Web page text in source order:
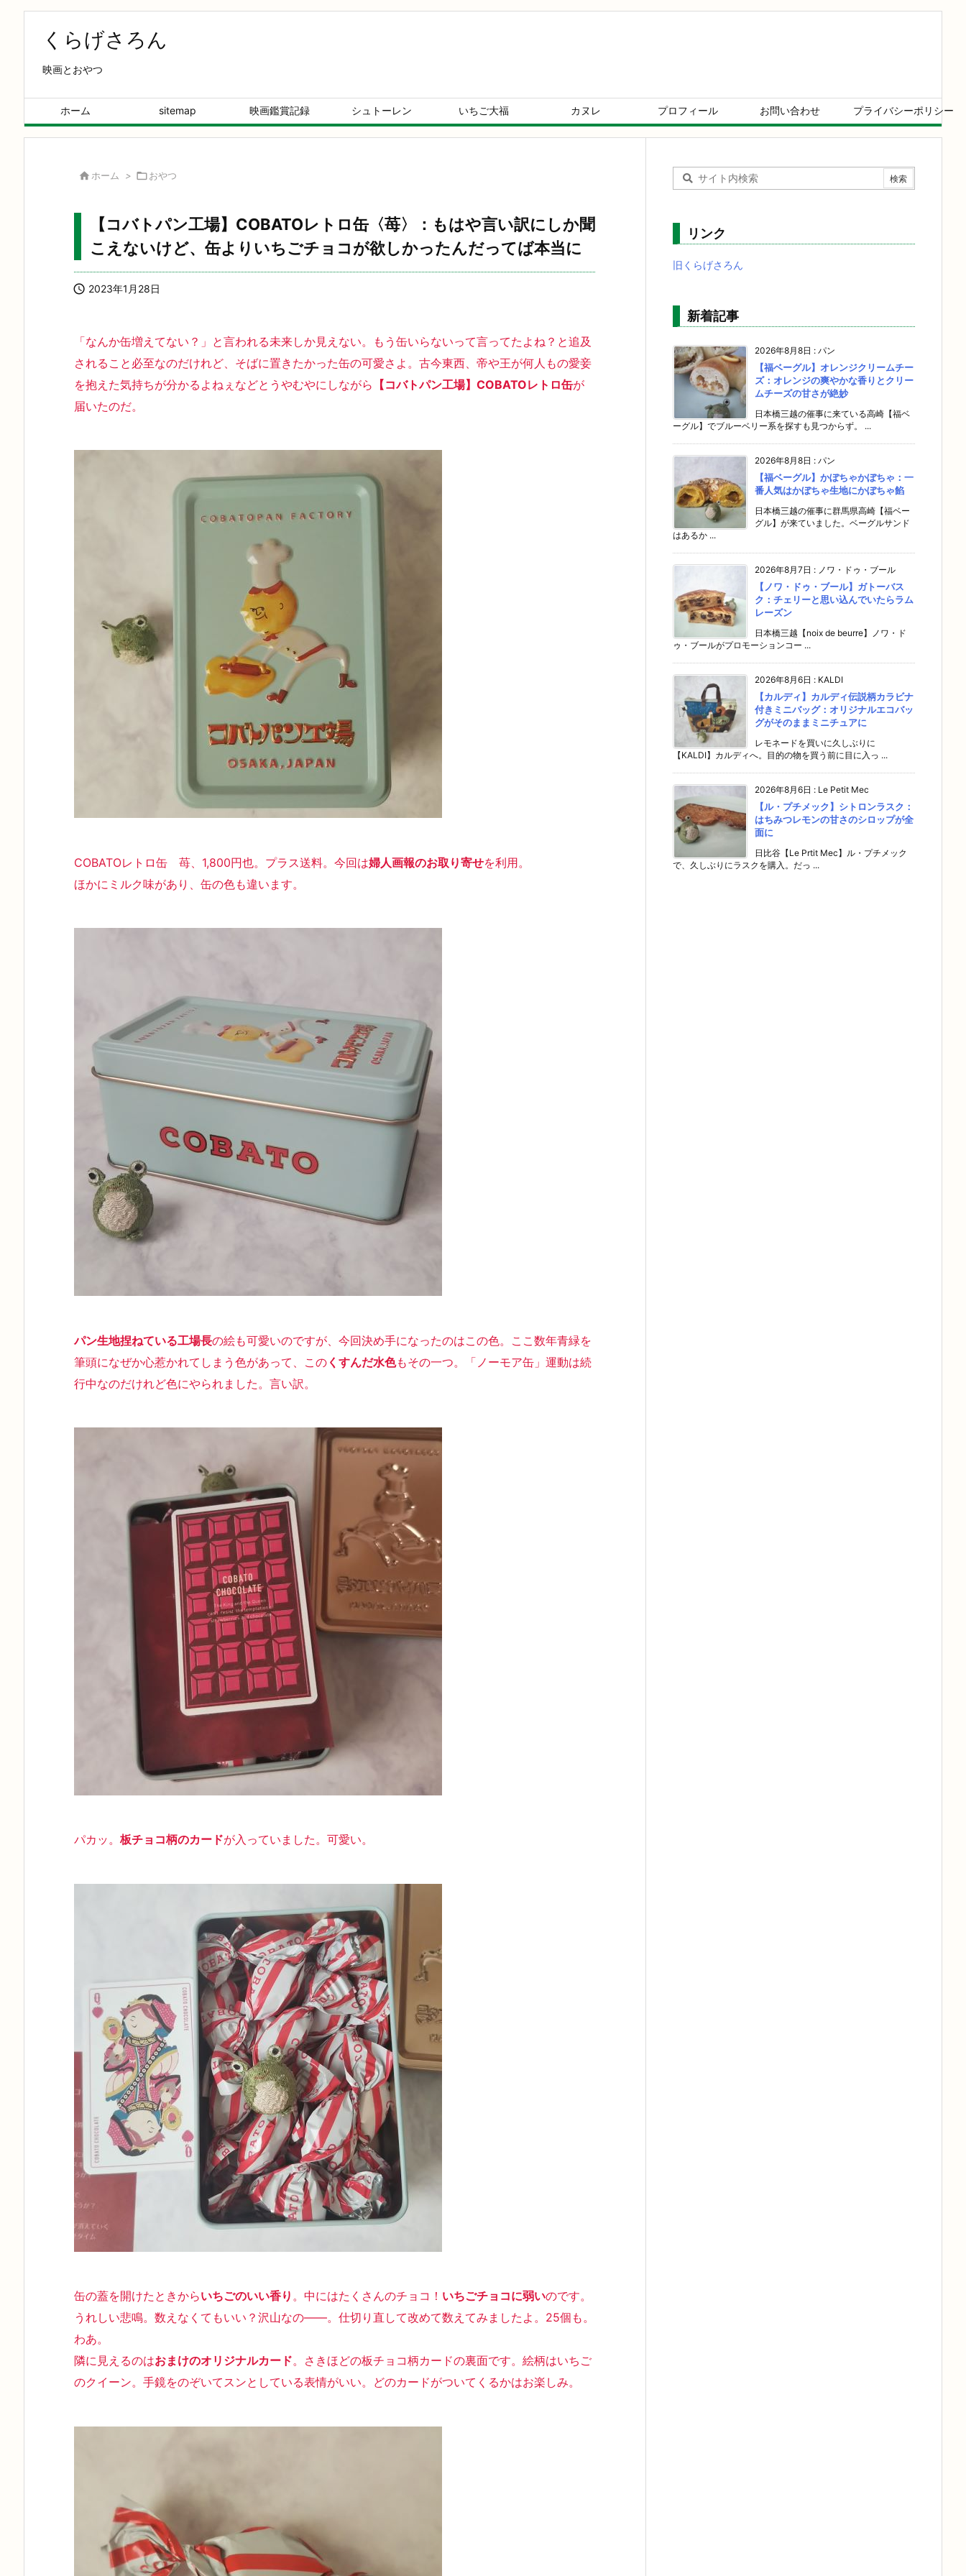
くらげさろん
映画とおやつ
ホーム sitemap 映画鑑賞記録 シュトーレン いちご大福 カヌレ プロフィール お問い合わせ プライバシーポリシー
 ホーム > おやつ
【コバトパン工場】COBATOレトロ缶〈苺〉：もはや言い訳にしか聞
こえないけど、缶よりいちごチョコが欲しかったんだってば本当に
 2023年1月28日
「なんか缶増えてない？」と言われる未来しか見えない。もう缶いらないって言ってたよね？と追及
されること必至なのだけれど、そばに置きたかった缶の可愛さよ 。古今東西、帝や王が何人もの愛妾
を抱えた気持ちが分かるよねぇなどとうやむやにしながら 【コバトパン工場】COBATOレトロ缶が
届いたのだ。
COBATOレトロ缶 苺、1,800円也。プラス送料。今回は婦人画報のお取り寄せを利用。
ほかにミルク味があり、缶の色も違います。
パン生地捏ねている工場長の絵も可愛いのですが、今回決め手になったのはこの色。ここ数年青緑を
筆頭になぜか心惹かれてしまう色があって、この くすんだ水色もその一つ。「ノーモア缶」運動は続
行中なのだけれど色にやられました。言い訳。
パカッ。 板チョコ柄のカードが入っていました。可愛い。
缶の蓋を開けたときからいちごのいい香り 。中にはたくさんのチョコ！ いちごチョコに弱いのです。
うれしい悲鳴。数えなくてもいい？沢山なの――。仕切り直して改めて数えてみましたよ。25個も。
わあ。
隣に見えるのはおまけのオリジナルカード。さきほどの板チョコ柄カードの裏面です。絵柄はいちご
のクイーン。手鏡をのぞいてスンとしている表情がいい。どのカードがついてくるかはお楽しみ。
リンク
旧くらげさろん
新着記事
2026年8月8日 : パン
【福ベーグル】オレンジクリームチー
ズ：オレンジの爽やかな香りとクリー
ムチーズの甘さが絶妙
日本橋三越の催事に来ている高崎【福ベ
ーグル】でブルーベリー系を探すも見つからず。 ...
2026年8月8日 : パン
【福ベーグル】かぼちゃかぼちゃ：一
番人気はかぼちゃ生地にかぼちゃ餡
日本橋三越の催事に群馬県高崎【福ベー
グル】が来ていました。ベーグルサンド
はあるか ...
2026年8月7日 : ノワ・ドゥ・ブール
【ノワ・ドゥ・ブール】ガトーバス
ク：チェリーと思い込んでいたらラム
レーズン
日本橋三越【noix de beurre】ノワ・ド
ゥ・ブールがプロモーションコー ...
2026年8月6日 : KALDI
【カルディ】カルディ伝説柄カラビナ
付きミニバッグ：オリジナルエコバッ
グがそのままミニチュアに
レモネードを買いに久しぶりに
【KALDI】カルディへ。目的の物を買う前に目に入っ ...
2026年8月6日 : Le Petit Mec
【ル・プチメック】シトロンラスク：
はちみつレモンの甘さのシロップが全
面に
日比谷【Le Prtit Mec】ル・プチメック
で、久しぶりにラスクを購入。だっ ...